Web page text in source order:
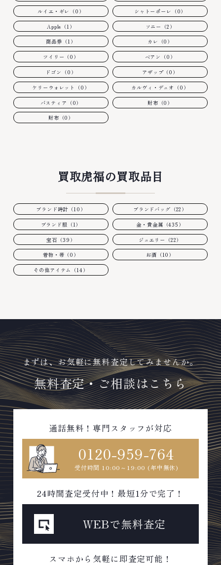
ルイエ・ギレ（0） シャトーポーレ（0）
Apple（1） ソニー（2）
商品券（1） カレ（0）
ツイリー（0） ベアン（0）
ドゴン（0） アザップ（0）
ケリーウォレット（0） カルヴィ・デュオ（0）
バスティア（0） 財布（0）
財布（0）
買取虎福の買取品目
ブランド時計（10） ブランドバッグ（22）
ブランド服（1） 金・貴金属（435）
宝石（39） ジュエリー（22）
着物・帯（0） お酒（10）
その他アイテム（14）
まずは、お気軽に無料査定してみませんか。
無料査定・ご相談はこちら
通話無料！専門スタッフが対応
0120-959-764
受付時間 10:00～19:00 (年中無休)
24時間査定受付中！最短1分で完了！
WEBで無料査定
スマホから気軽に即査定可能！